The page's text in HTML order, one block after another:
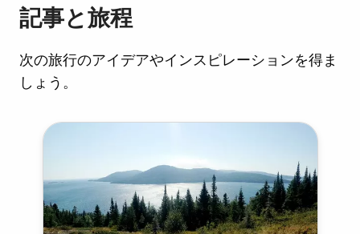
記事と旅程
次の旅行のアイデアやインスピレーションを得ま
しょう。